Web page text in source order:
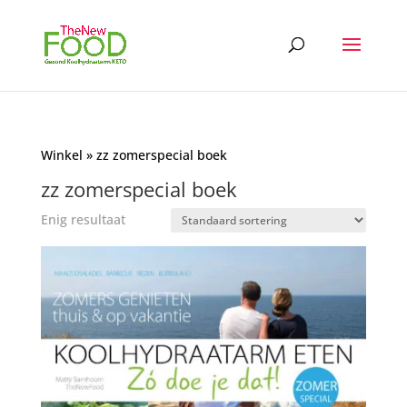
Winkel » zz zomerspecial boek
zz zomerspecial boek
Enig resultaat